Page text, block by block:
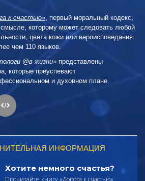
к счастью», первый моральный кодекс,
которому может следовать любой
цвета кожи или вероисповедания.
чем 110 языков.
@в жизни» представлены
которые преуспевают
и духовном плане.
ИНФОРМАЦИЯ
Хотите немного счастья?
Прочитайте книгу «Дорога к счастью»